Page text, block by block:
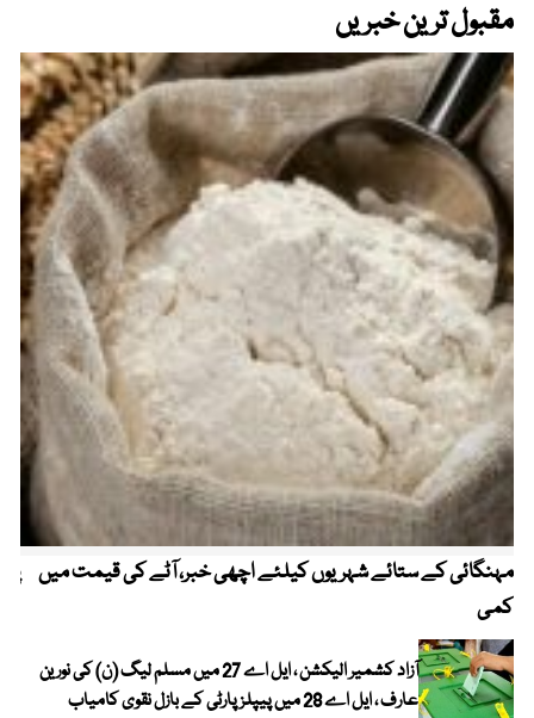
مقبول ترین خبریں
مہنگائی کے ستائے شہریوں کیلئے اچھی خبر، آٹے کی قیمت میں
کمی
آزاد کشمیر الیکشن ، ایل اے 27 میں مسلم لیگ (ن) کی نورین
عارف ، ایل اے 28 میں پیپلز پارٹی کے بازل نقوی کامیاب